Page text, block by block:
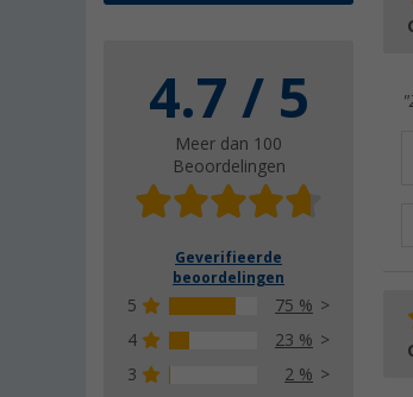
4.7 / 5
Meer dan 100
Beoordelingen
Geverifieerde
beoordelingen
5
75 %
4
23 %
3
2 %